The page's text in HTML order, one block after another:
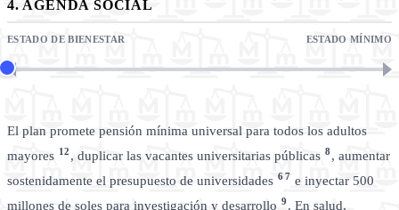
4. AGENDA SOCIAL
ESTADO DE BIENESTAR ESTADO MÍNIMO
El plan promete pensión mínima universal para todos los adultos
mayores 12 , duplicar las vacantes universitarias públicas 8 , aumentar
sostenidamente el presupuesto de universidades 67 e inyectar 500
millones de soles para investigación y desarrollo 9 . En salud,